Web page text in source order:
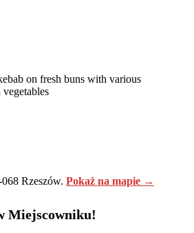
on fresh buns with various
vegetables
Rzeszów. Pokaż na mapie →
Miejscowniku!